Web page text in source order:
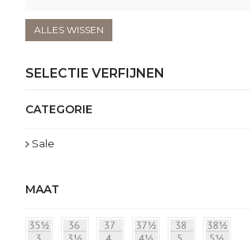
ALLES WISSEN
SELECTIE VERFIJNEN
CATEGORIE
Sale
MAAT